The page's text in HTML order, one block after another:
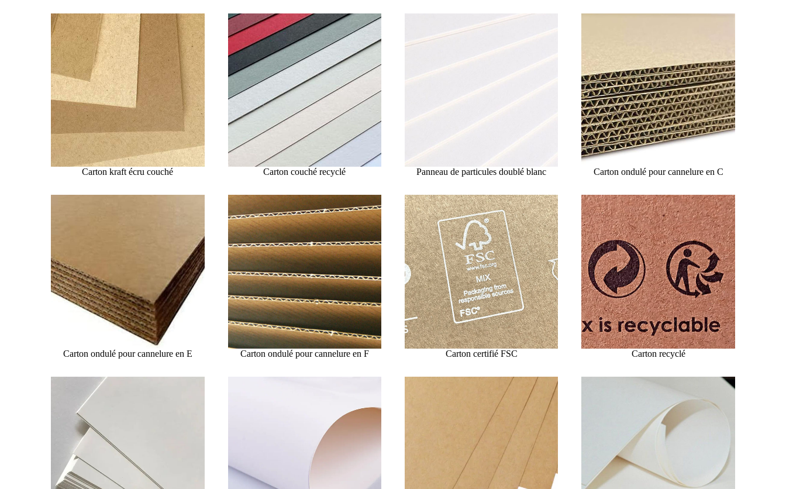
Carton kraft écru couché Carton couché recyclé Panneau de particules doublé blanc Carton ondulé pour cannelure en C
Carton ondulé pour cannelure en E Carton ondulé pour cannelure en F Carton certifié FSC Carton recyclé